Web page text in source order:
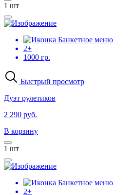
1 шт
Банкетное меню
2+
1000 гр.
Быстрый просмотр
Дуэт рулетиков
2 290 руб.
В корзину
1 шт
Банкетное меню
2+